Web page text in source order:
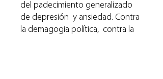
del padecimiento generalizado
de depresión y ansiedad. Contra
la demagogia política, contra la